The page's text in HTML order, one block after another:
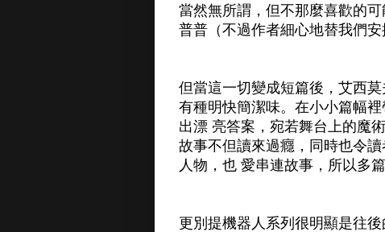
當然無所謂，但不那麼喜歡的
普普（不過作者細心地替我們安
但當這一切變成短篇後，艾西
有種明快簡潔味。在小小篇幅
出漂 亮答案，宛若舞台上的魔
故事不但讀來過癮，同時也令
人物，也 愛串連故事，所以多
更別提機器人系列很明顯是往